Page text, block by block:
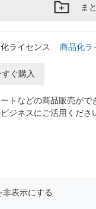
ま
ライセンス 商品化ラ
ぐ購入
トなどの商品販売がで
ジネスにご活用くださ
非表示にする